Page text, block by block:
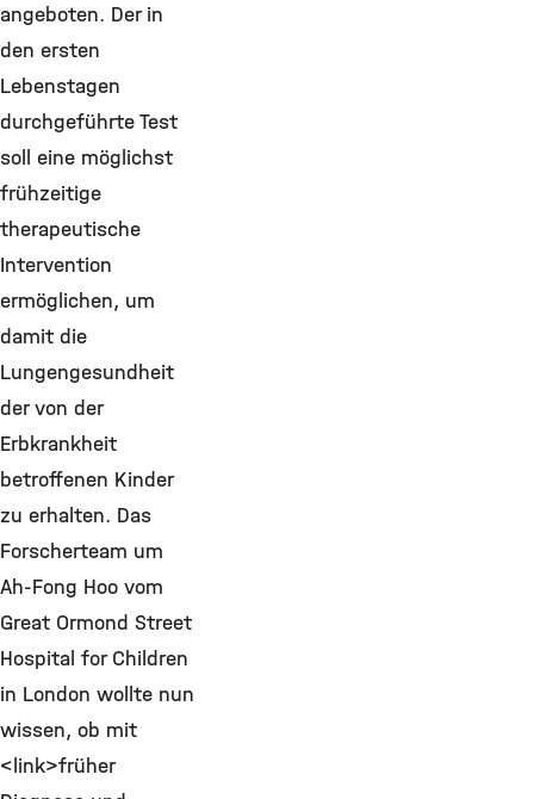
angeboten. Der in
den ersten
Lebenstagen
durchgeführte Test
soll eine möglichst
frühzeitige
therapeutische
Intervention
ermöglichen, um
damit die
Lungengesundheit
der von der
Erbkrankheit
betroffenen Kinder
zu erhalten. Das
Forscherteam um
Ah-Fong Hoo vom
Great Ormond Street
Hospital for Children
in London wollte nun
wissen, ob mit
<link>früher